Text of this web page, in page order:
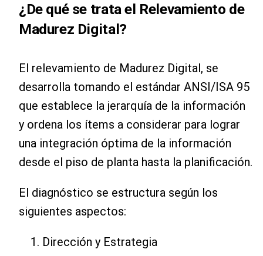
¿De qué se trata el Relevamiento de
Madurez Digital?
El relevamiento de Madurez Digital, se
desarrolla tomando el estándar ANSI/ISA 95
que establece la jerarquía de la información
y ordena los ítems a considerar para lograr
una integración óptima de la información
desde el piso de planta hasta la planificación.
El diagnóstico se estructura según los
siguientes aspectos:
Dirección y Estrategia